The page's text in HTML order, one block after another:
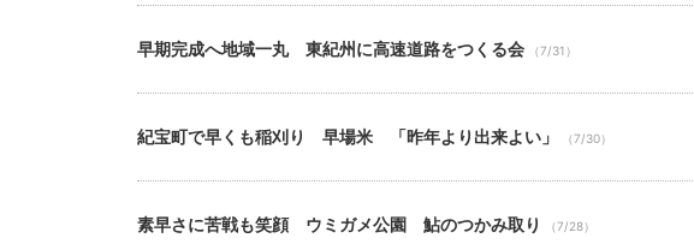
早期完成へ地域一丸 東紀州に高速道路をつくる会 （7/31）
紀宝町で早くも稲刈り 早場米 「昨年より出来よい」 （7/30）
素早さに苦戦も笑顔 ウミガメ公園 鮎のつかみ取り （7/28）